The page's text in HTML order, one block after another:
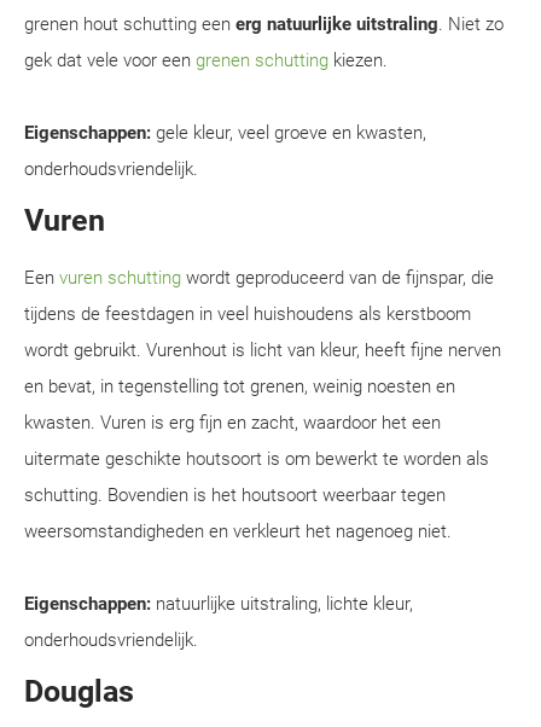
grenen hout schutting een erg natuurlijke uitstraling. Niet zo
gek dat vele voor een grenen schutting kiezen.
Eigenschappen: gele kleur, veel groeve en kwasten,
onderhoudsvriendelijk.
Vuren
Een vuren schutting wordt geproduceerd van de fijnspar, die
tijdens de feestdagen in veel huishoudens als kerstboom
wordt gebruikt. Vurenhout is licht van kleur, heeft fijne nerven
en bevat, in tegenstelling tot grenen, weinig noesten en
kwasten. Vuren is erg fijn en zacht, waardoor het een
uitermate geschikte houtsoort is om bewerkt te worden als
schutting. Bovendien is het houtsoort weerbaar tegen
weersomstandigheden en verkleurt het nagenoeg niet.
Eigenschappen: natuurlijke uitstraling, lichte kleur,
onderhoudsvriendelijk.
Douglas